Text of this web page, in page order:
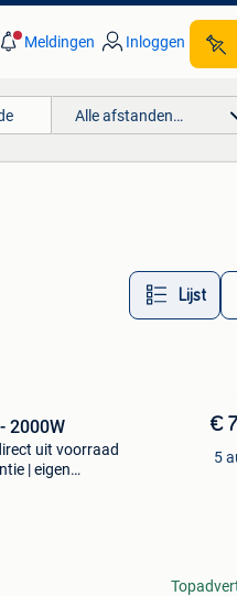
Meldingen Inloggen
Alle afstanden…
Lijst
2000W
uit voorraad
| eigen
€
5